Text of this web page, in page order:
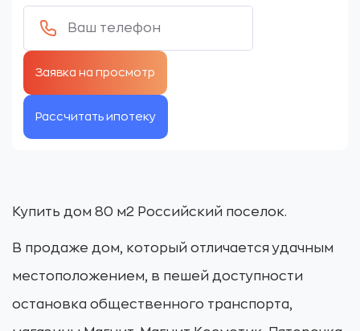
Рассчитать ипотеку
Купить дом 80 м2 Российский поселок.
В продаже дом, который отличается удачным
местоположением, в пешей доступности
остановка общественного транспорта,